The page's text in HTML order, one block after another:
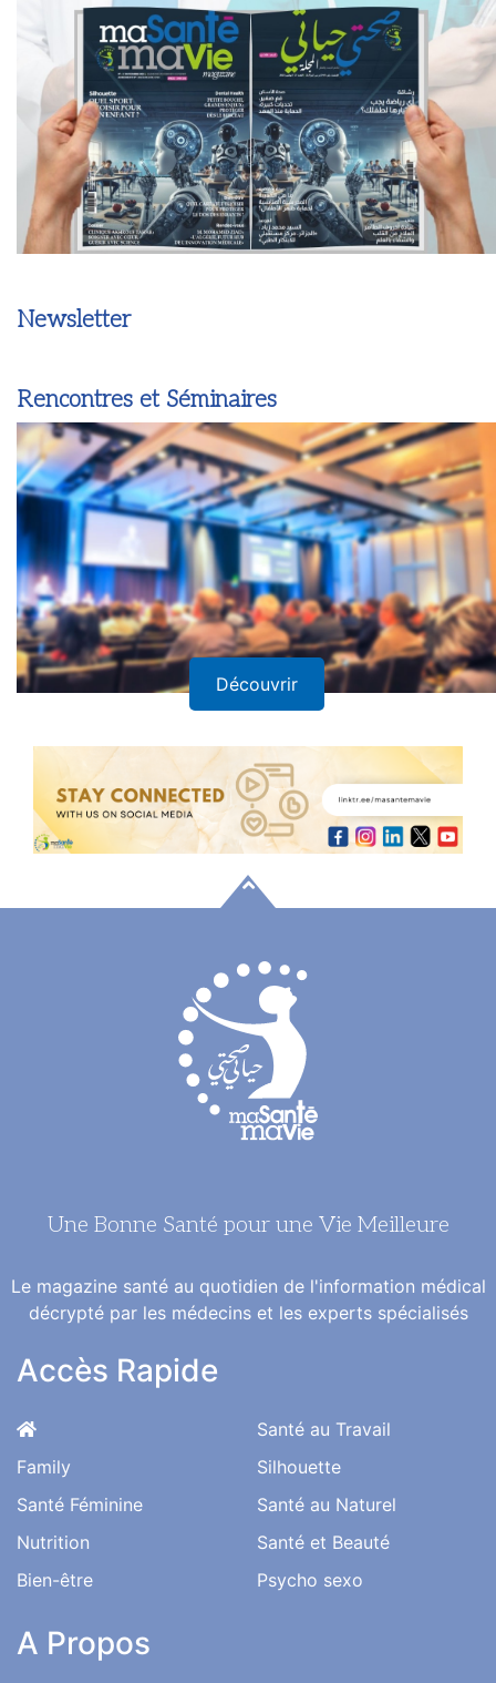
Newsletter
Rencontres et Séminaires
Découvrir
Une Bonne Santé pour une Vie Meilleure
Le magazine santé au quotidien de l'information médical
décrypté par les médecins et les experts spécialisés
Accès Rapide
Family
Santé Féminine
Nutrition
Bien-être
Santé au Travail
Silhouette
Santé au Naturel
Santé et Beauté
Psycho sexo
A Propos